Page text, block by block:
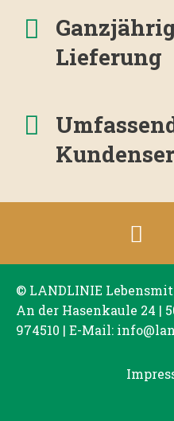
Lieferung
© LANDLINIE
An der Hasenkaule 24 |
974510 | E-Mail: